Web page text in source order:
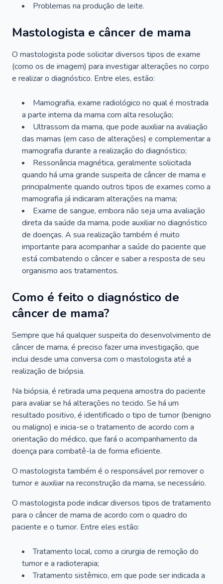
Problemas na produção de leite.
Mastologista e câncer de mama
O mastologista pode solicitar diversos tipos de exame
(como os de imagem) para investigar alterações no corpo
e realizar o diagnóstico. Entre eles, estão:
Mamografia, exame radiológico no qual é mostrada
a parte interna da mama com alta resolução;
Ultrassom da mama, que pode auxiliar na avaliação
das mamas (em caso de alterações) e complementar a
mamografia durante a realização do diagnóstico;
Ressonância magnética, geralmente solicitada
quando há uma grande suspeita de câncer de mama e
principalmente quando outros tipos de exames como a
mamografia já indicaram alterações na mama;
Exame de sangue, embora não seja uma avaliação
direta da saúde da mama, pode auxiliar no diagnóstico
de doenças. A sua realização também é muito
importante para acompanhar a saúde do paciente que
está combatendo o câncer e saber a resposta de seu
organismo aos tratamentos.
Como é feito o diagnóstico de
câncer de mama?
Sempre que há qualquer suspeita do desenvolvimento de
câncer de mama, é preciso fazer uma investigação, que
inclui desde uma conversa com o mastologista até a
realização de biópsia.
Na biópsia, é retirada uma pequena amostra do paciente
para avaliar se há alterações no tecido. Se há um
resultado positivo, é identificado o tipo de tumor (benigno
ou maligno) e inicia-se o tratamento de acordo com a
orientação do médico, que fará o acompanhamento da
doença para combatê-la de forma eficiente.
O mastologista também é o responsável por remover o
tumor e auxiliar na reconstrução da mama, se necessário.
O mastologista pode indicar diversos tipos de tratamento
para o câncer de mama de acordo com o quadro do
paciente e o tumor. Entre eles estão:
Tratamento local, como a cirurgia de remoção do
tumor e a radioterapia;
Tratamento sistêmico, em que pode ser indicada a